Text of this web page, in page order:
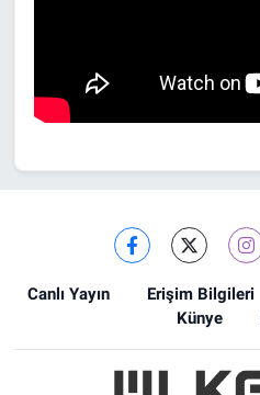
Canlı Yayın Erişim Bilgileri
Künye